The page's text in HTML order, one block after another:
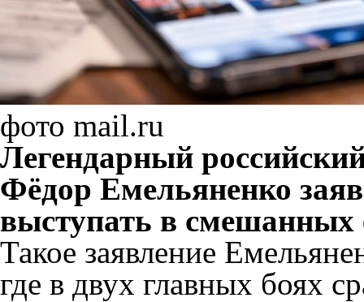
фото mail.ru
Легендарный
Фёдор Емельяненко
выступать в смешанных
Такое заявление
где в двух главных боях